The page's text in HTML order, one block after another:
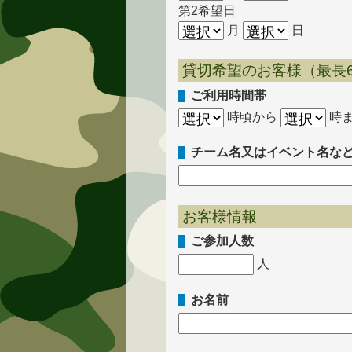
第2希望日
月
日
貸切希望のお客様（最長
ご利用時間帯
時頃から
時
チーム名又はイベント名な
お客様情報
ご参加人数
人
お名前